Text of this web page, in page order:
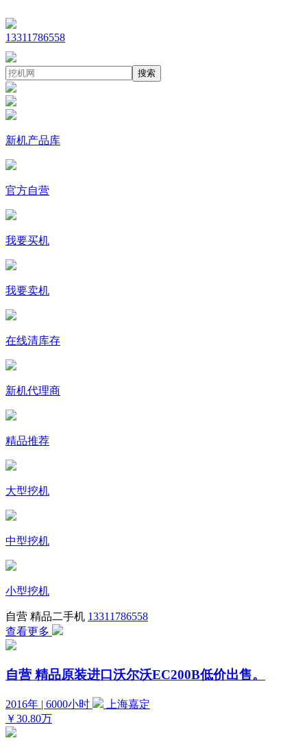
13311786558
搜索
新机产品库
官方自营
我要买机
我要卖机
在线清库存
新机代理商
精品推荐
大型挖机
中型挖机
小型挖机
自营 精品二手机 13311786558
查看更多
自营 精品原装进口沃尔沃EC200B低价出售。
2016年 | 6000小时
上海嘉定
￥30.80万